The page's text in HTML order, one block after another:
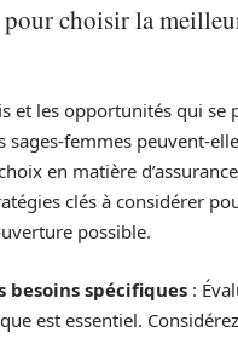
choisir la
et les opportunités qui se
sages-femmes peuvent-
en matière d’assurance
clés à considérer
possible.
besoins spécifiques :
est essentiel.